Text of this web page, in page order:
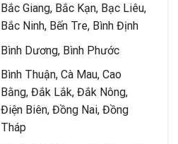
Bắc Giang, Bắc Kạn, Bạc Liêu,
Bắc Ninh, Bến Tre, Bình Định
Bình Dương, Bình Phước
Bình Thuận, Cà Mau, Cao
Bằng, Đắk Lắk, Đắk Nông,
Điện Biên, Đồng Nai, Đồng
Tháp